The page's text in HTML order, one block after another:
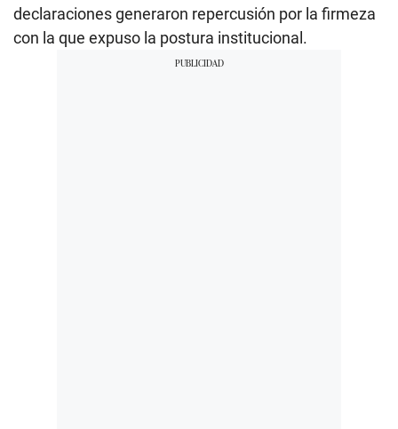
declaraciones generaron repercusión por la firmeza
con la que expuso la postura institucional.